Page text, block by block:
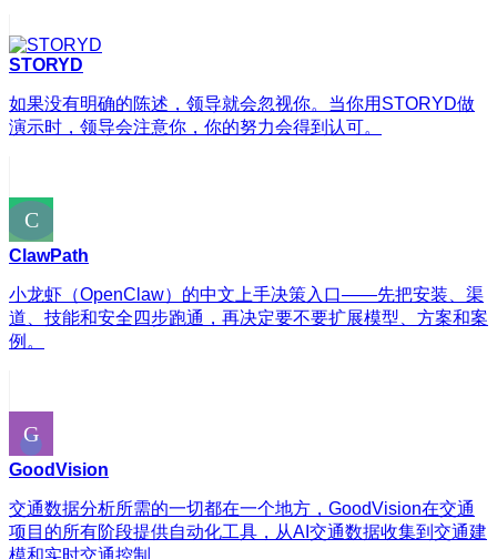
STORYD
如果没有明确的陈述，领导就会忽视你。当你用STORYD做
演示时，领导会注意你，你的努力会得到认可。
ClawPath
小龙虾（OpenClaw）的中文上手决策入口——先把安装、渠
道、技能和安全四步跑通，再决定要不要扩展模型、方案和案
例。
GoodVision
交通数据分析所需的一切都在一个地方，GoodVision在交通
项目的所有阶段提供自动化工具，从AI交通数据收集到交通建